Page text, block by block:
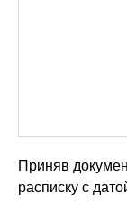
Приняв
расписку с